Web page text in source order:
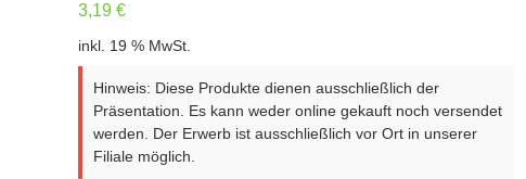
3,19 €
inkl. 19 % MwSt.
Hinweis: Diese Produkte dienen ausschließlich der
Präsentation. Es kann weder online gekauft noch versendet
werden. Der Erwerb ist ausschließlich vor Ort in unserer
Filiale möglich.